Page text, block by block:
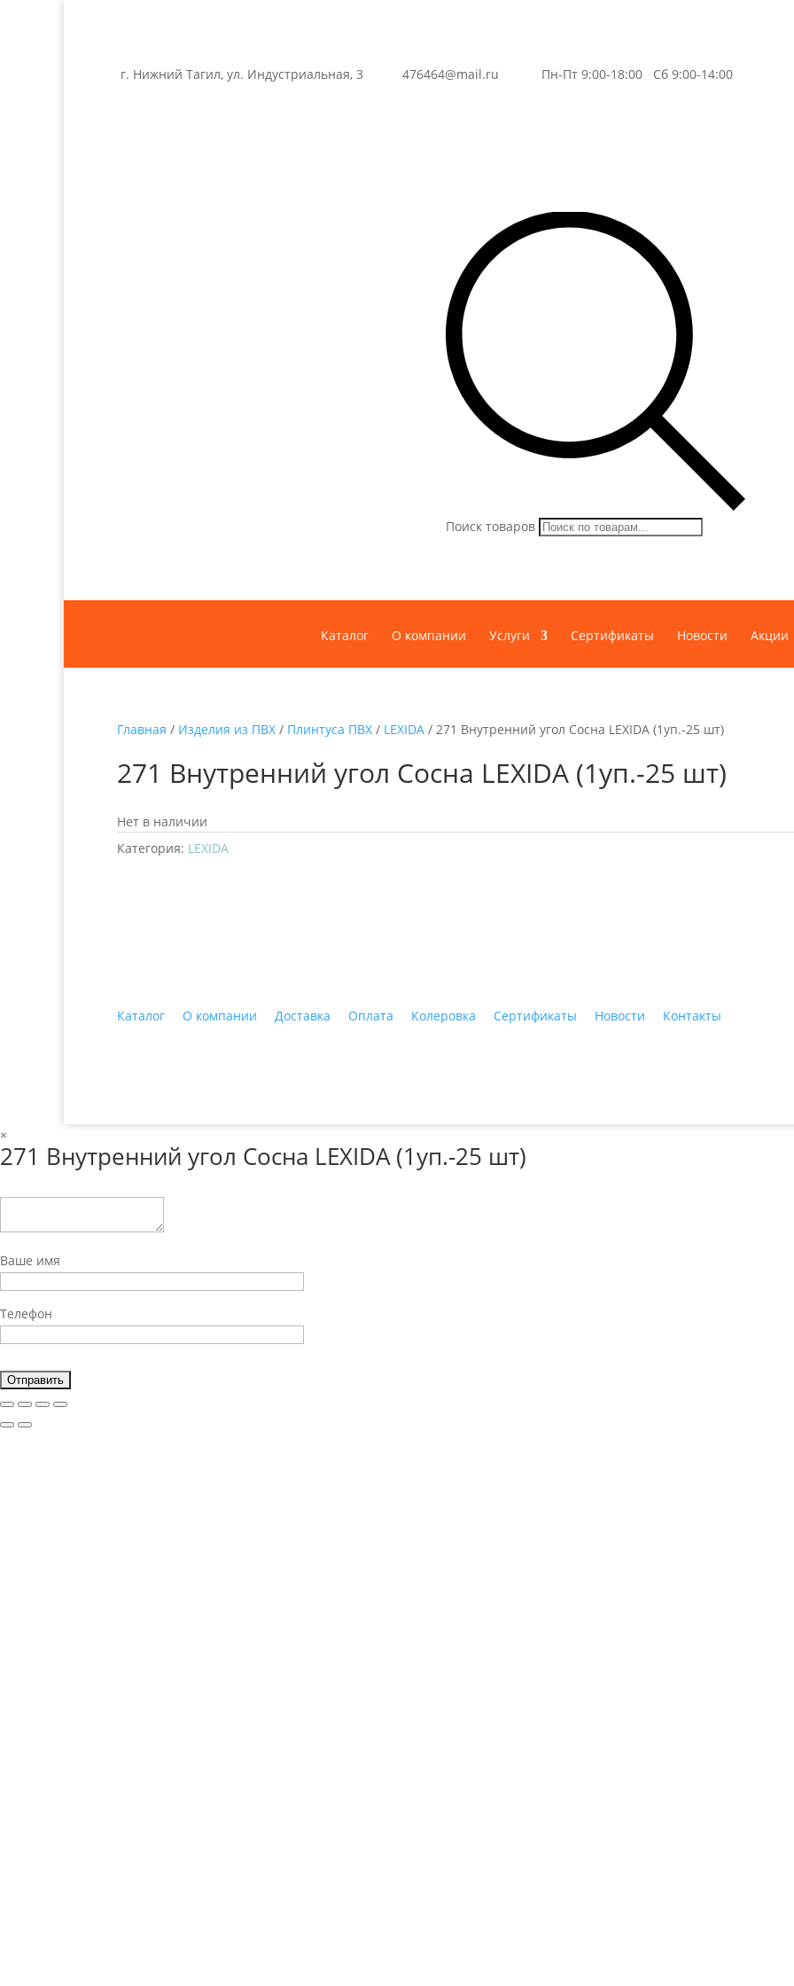
г. Нижний Тагил, ул. Индустриальная, 3 476464@mail.ru Пн-Пт 9:00-18:00 Сб 9:00-14:00
Поиск товаров
Каталог О компании Услуги Сертификаты Новости Акции
Главная / Изделия из ПВХ / Плинтуса ПВХ / LEXIDA / 271 Внутренний угол Сосна LEXIDA (1уп.-25 шт)
271 Внутренний угол Сосна LEXIDA (1уп.-25 шт)
Нет в наличии
Категория: LEXIDA
Каталог О компании Доставка Оплата Колеровка Сертификаты Новости Контакты
×
271 Внутренний угол Сосна LEXIDA (1уп.-25 шт)
Ваше имя
Телефон